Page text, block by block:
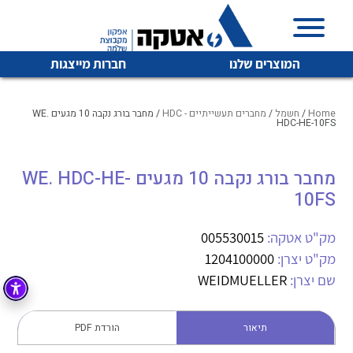
המוצרים שלנו חברות מייצגות
איכות | שרות | זמינות
אטקה בע”מ היא החברה הגדולה והמובילה בישראל בשיווק
מיתוג, בקרה , ואינסטלציה חשמלית ופעילה ב7 תחומים:
חשמל מיתוג ואינסטלציה חשמלית
קופסאות וארונות לחשמל, בקרה ואלקטרוניקה
לכל מוצרי היצרן לכל מוצרי היצרן
לכל מוצרי היצרן לכל מוצרי היצרן
Home
/ חשמל / מחברים תעשייתיים - HDC / מחבר בורג נקבה 10 מגעים WE.
HDC-HE-10FS
מחבר בורג נקבה 10 מגעים WE. HDC-HE-
10FS
מק"ט אטקה: 005530015
מק"ט יצרן: 1204100000
שם יצרן: WEIDMUELLER
תיאור הורדת PDF